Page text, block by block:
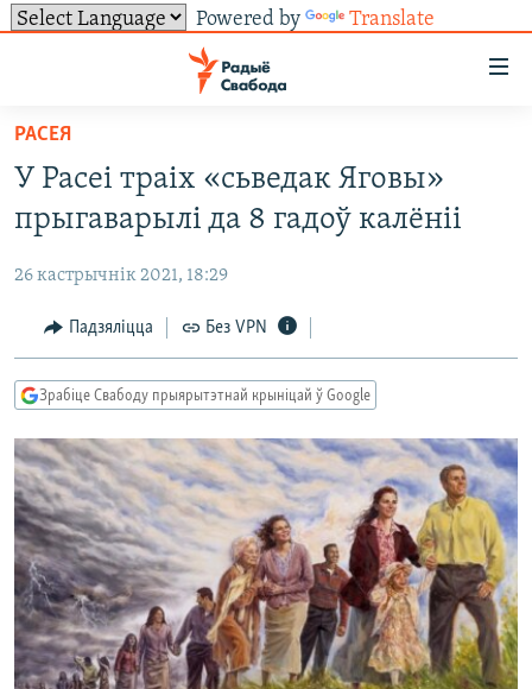
Powered by Translate
ўнівэрсальнага
доступу
Перайсьці
да
галоўнага
Перайсьці
Перайсьці
да
пошуку
ЛЮДЗІ
ПАЛІТЫКА
ВАЙНА
БЕЛАРУСЫ НА ВАЙНЕ
ПАЛІТВЯЗЬНІ
КУЛЬТУРА
КАЛЯНДАР
ТОЛЬКІ НА СВАБОДЗЕ
БЛОГІ
ГІСТОРЫЯ НА СВАБОДЗЕ
КНІГІ
АЎДЫЁКНІГІ
PREMIUM
МОВА
НА ХВАЛЯХ СВАБОДЫ
СУВЯЗЬ
АБЫСЬЦІ БЛЯКАВАНЬНЕ
ПАДЗЯЛІЦЦА ІНФАРМАЦЫЯЙ
ПАДПІСАЦЦА
RSS
FACEBOOK
TWITTER
Усе сайты РС/РСЭ
РАСЕЯ
У Расеі траіх «сьведак Яговы»
прыгаварылі да 8 гадоў калёніі
26 кастрычнік 2021, 18:29
Падзяліцца Без VPN
Зрабіце Свабоду прыярытэтнай крыніцай ў Google